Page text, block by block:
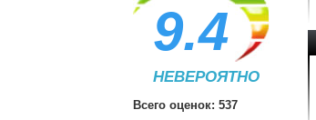
9.4
НЕВЕРОЯТНО
Всего оценок: 537